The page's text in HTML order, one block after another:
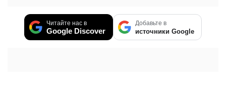
Читайте нас в
Google Discover
Добавьте в
источники Google